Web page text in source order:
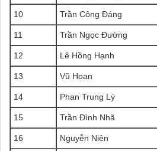
10 Trần Công Đáng
11 Trần Ngọc Đường
12 Lê Hồng Hạnh
13 Vũ Hoan
14 Phan Trung Lý
15 Trần Đình Nhã
16 Nguyễn Niên